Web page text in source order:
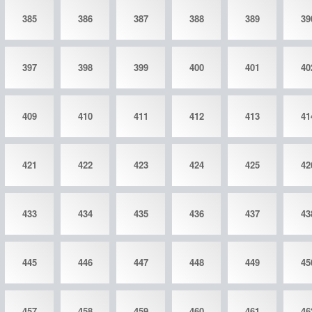
385 386 387 388 389
397 398 399 400 401
409 410 411 412 413
421 422 423 424 425
433 434 435 436 437
445 446 447 448 449